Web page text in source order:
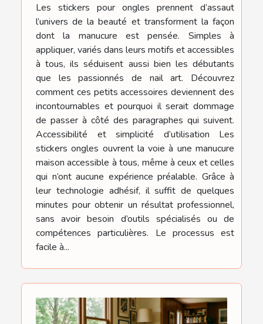
Les stickers pour ongles prennent d’assaut
l’univers de la beauté et transforment la façon
dont la manucure est pensée. Simples à
appliquer, variés dans leurs motifs et accessibles
à tous, ils séduisent aussi bien les débutants
que les passionnés de nail art. Découvrez
comment ces petits accessoires deviennent des
incontournables et pourquoi il serait dommage
de passer à côté des paragraphes qui suivent.
Accessibilité et simplicité d’utilisation Les
stickers ongles ouvrent la voie à une manucure
maison accessible à tous, même à ceux et celles
qui n’ont aucune expérience préalable. Grâce à
leur technologie adhésif, il suffit de quelques
minutes pour obtenir un résultat professionnel,
sans avoir besoin d’outils spécialisés ou de
compétences particulières. Le processus est
facile à...